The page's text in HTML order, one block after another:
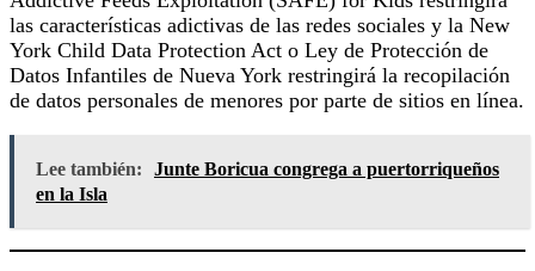
las características adictivas de las redes sociales y la New
York Child Data Protection Act o Ley de Protección de
Datos Infantiles de Nueva York restringirá la recopilación
de datos personales de menores por parte de sitios en línea.
Lee también:
Junte Boricua congrega a puertorriqueños
en la Isla